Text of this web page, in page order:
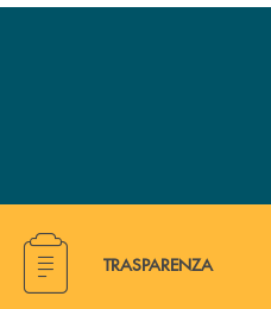
Hai bisogno di alcuni
TRASPARENZA